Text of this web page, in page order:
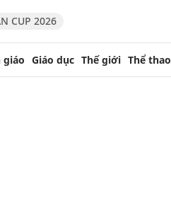
CUP 2026
giáo Giáo dục Thế giới Thể thao